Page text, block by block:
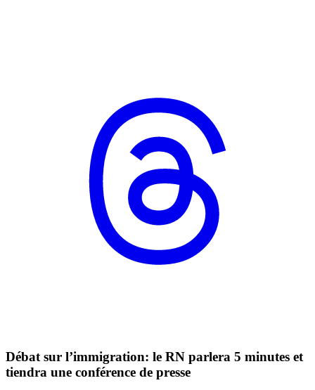
Débat sur l’immigration: le RN parlera 5 minutes et
tiendra une conférence de presse